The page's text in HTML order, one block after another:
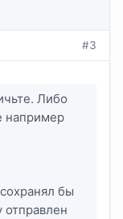
#3
Либо
например
бы
отправлен